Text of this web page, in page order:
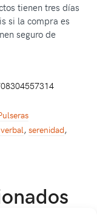
tienen tres días
si la compra es
seguro de
, serenidad,